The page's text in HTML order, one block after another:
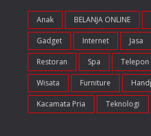
Anak BELANJA ONLINE
Gadget Internet Jasa
Restoran Spa Telepon
Wisata Furniture
Kacamata Pria Teknologi